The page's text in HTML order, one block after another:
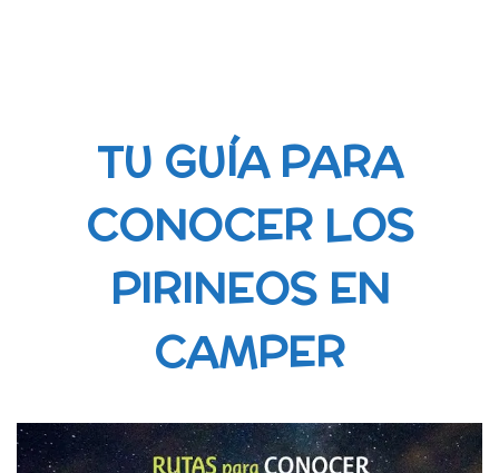
TU GUÍA PARA
CONOCER LOS
PIRINEOS EN
CAMPER